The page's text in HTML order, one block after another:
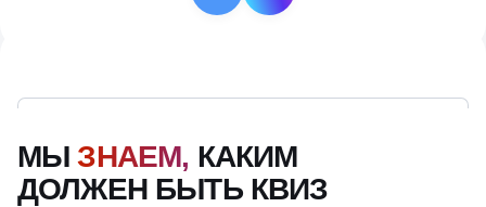
МЫЗНАЕМ, КАКИМ
ДОЛЖЕН БЫТЬ КВИЗ